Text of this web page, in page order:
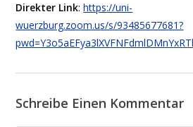
Direkter Link:https://uni-
wuerzburg.zoom.us/s/93485677681?
Schreibe Einen Kommentar